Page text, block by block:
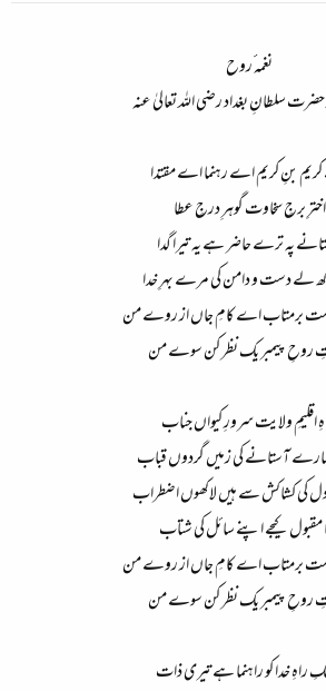
نغمہ ٔروح​
حضرت سلطانِ بغداد رضی اللہ تعالیٰ عنہ​
بنِ کریم اے رہنما اے مقتدا​
اخترِ برجِ سخاوت گوہرِ درجِ عطا​
پہ ترے حاضر ہے یہ تیرا گدا​
لے دست و دامن کی مرے بہرِ خدا​
برمتاب اے کامِ جاں از روے من​
روحِ پیمبر یک نظر کن سوے من​
اقلیمِ ولایت سرورِ کیواں جناب​
آستانے کی زمیں گردوں قباب​
کی کشاکش سے ہیں لاکھوں اضطراب​
مقبول کیجے اپنے سائل کی شتاب​
برمتاب اے کامِ جاں از روے من​
روحِ پیمبر یک نظر کن سوے من​
راہِ خدا کو راہنما ہے تیری ذات​